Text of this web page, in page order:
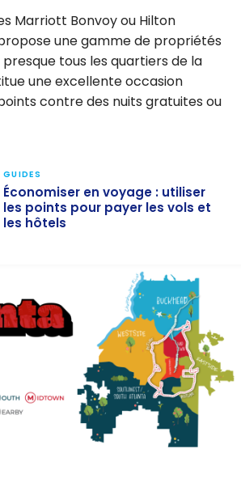
Marriott Bonvoy ou Hilton
une gamme de propriétés
tous les quartiers de la
une excellente occasion
contre des nuits gratuites ou
GUIDES
Économiser en voyage : utiliser
les points pour payer les vols et
les hôtels